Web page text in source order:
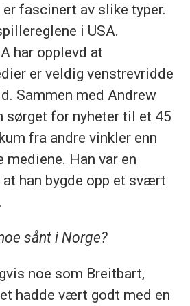
fascinert av slike typer.
i USA.
har opplevd at
er veldig venstrevridde
Sammen med Andrew
sørget for nyheter til et 45
fra andre vinkler enn
mediene. Han var en
han bygde opp et svært
sånt i Norge?
noe som Breitbart,
hadde vært godt med en